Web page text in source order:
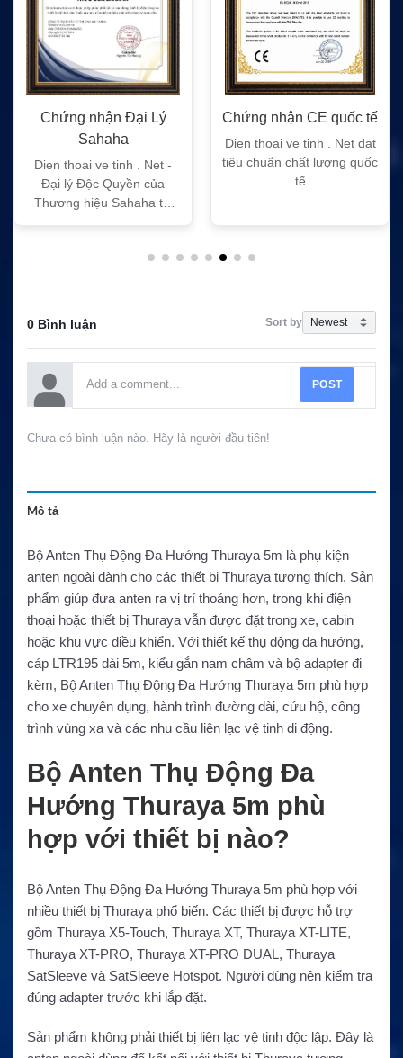
Chứng nhận Đại Lý
Sahaha
Dien thoai ve tinh . Net -
Đại lý Độc Quyền của
Thương hiệu Sahaha tại
Chứng nhận CE quốc tế
Dien thoai ve tinh . Net đạt
tiêu chuẩn chất lượng quốc
tế
0 Bình luận Sort by
POST
Chưa có bình luận nào. Hãy là người đầu tiên!
Mô tả
Bộ Anten Thụ Động Đa Hướng Thuraya 5m là phụ kiện
anten ngoài dành cho các thiết bị Thuraya tương thích. Sản
phẩm giúp đưa anten ra vị trí thoáng hơn, trong khi điện
thoại hoặc thiết bị Thuraya vẫn được đặt trong xe, cabin
hoặc khu vực điều khiển. Với thiết kế thụ động đa hướng,
cáp LTR195 dài 5m, kiểu gắn nam châm và bộ adapter đi
kèm, Bộ Anten Thụ Động Đa Hướng Thuraya 5m phù hợp
cho xe chuyên dụng, hành trình đường dài, cứu hộ, công
trình vùng xa và các nhu cầu liên lạc vệ tinh di động.
Bộ Anten Thụ Động Đa
Hướng Thuraya 5m phù
hợp với thiết bị nào?
Bộ Anten Thụ Động Đa Hướng Thuraya 5m phù hợp với
nhiều thiết bị Thuraya phổ biến. Các thiết bị được hỗ trợ
gồm Thuraya X5-Touch, Thuraya XT, Thuraya XT-LITE,
Thuraya XT-PRO, Thuraya XT-PRO DUAL, Thuraya
SatSleeve và SatSleeve Hotspot. Người dùng nên kiểm tra
đúng adapter trước khi lắp đặt.
Sản phẩm không phải thiết bị liên lạc vệ tinh độc lập. Đây là